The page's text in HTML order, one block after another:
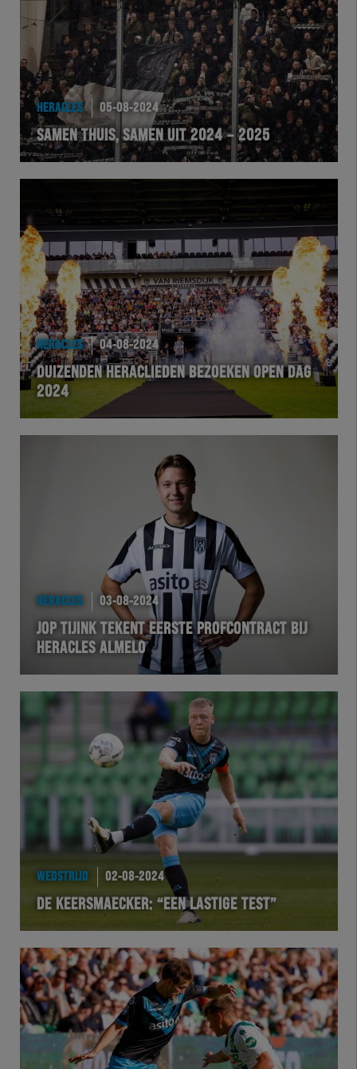
HERACLES 05-08-2024
SAMEN THUIS, SAMEN UIT 2024 – 2025
HERACLES 04-08-2024
DUIZENDEN HERACLIEDEN BEZOEKEN OPEN DAG
2024
HERACLES 03-08-2024
JOP TIJINK TEKENT EERSTE PROFCONTRACT BIJ
HERACLES ALMELO
WEDSTRIJD 02-08-2024
DE KEERSMAECKER: “EEN LASTIGE TEST”